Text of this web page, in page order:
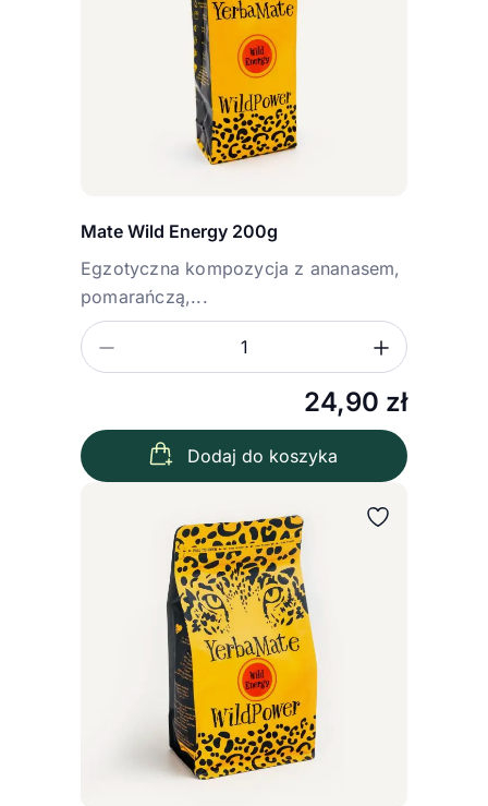
Mate Wild Energy 200g
Egzotyczna kompozycja z ananasem,
pomarańczą,...
24,90 zł
Zmniejsz ilość
Dodaj do koszyka